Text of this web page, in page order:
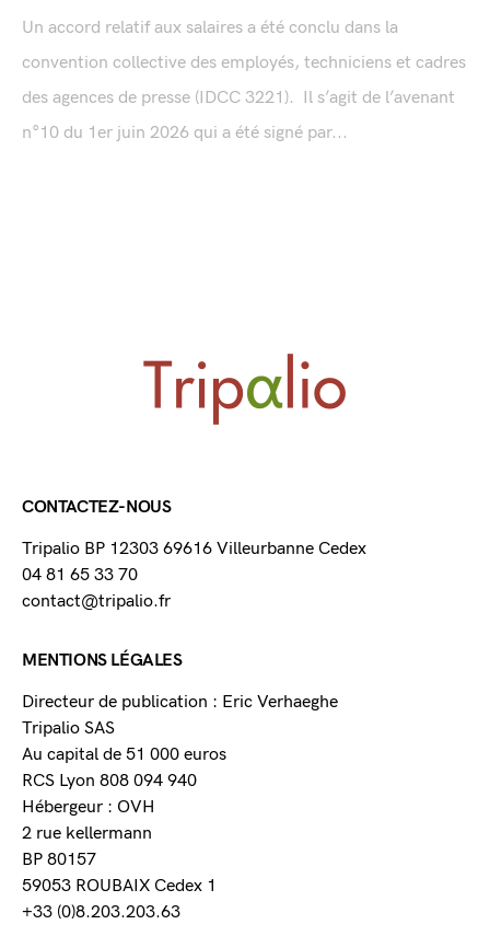
Un accord relatif aux salaires a été conclu dans la
convention collective des employés, techniciens et cadres
des agences de presse (IDCC 3221). Il s’agit de l’avenant
n°10 du 1er juin 2026 qui a été signé par...
CONTACTEZ-NOUS
Tripalio BP 12303 69616 Villeurbanne Cedex
04 81 65 33 70
contact@tripalio.fr
MENTIONS LÉGALES
Directeur de publication : Eric Verhaeghe
Tripalio SAS
Au capital de 51 000 euros
RCS Lyon 808 094 940
Hébergeur : OVH
2 rue kellermann
BP 80157
59053 ROUBAIX Cedex 1
+33 (0)8.203.203.63